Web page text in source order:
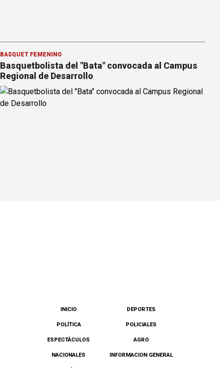
BÁSQUET FEMENINO
Basquetbolista del "Bata" convocada al Campus
Regional de Desarrollo
INICIO DEPORTES
POLÍTICA POLICIALES
ESPECTÁCULOS AGRO
NACIONALES INFORMACION GENERAL